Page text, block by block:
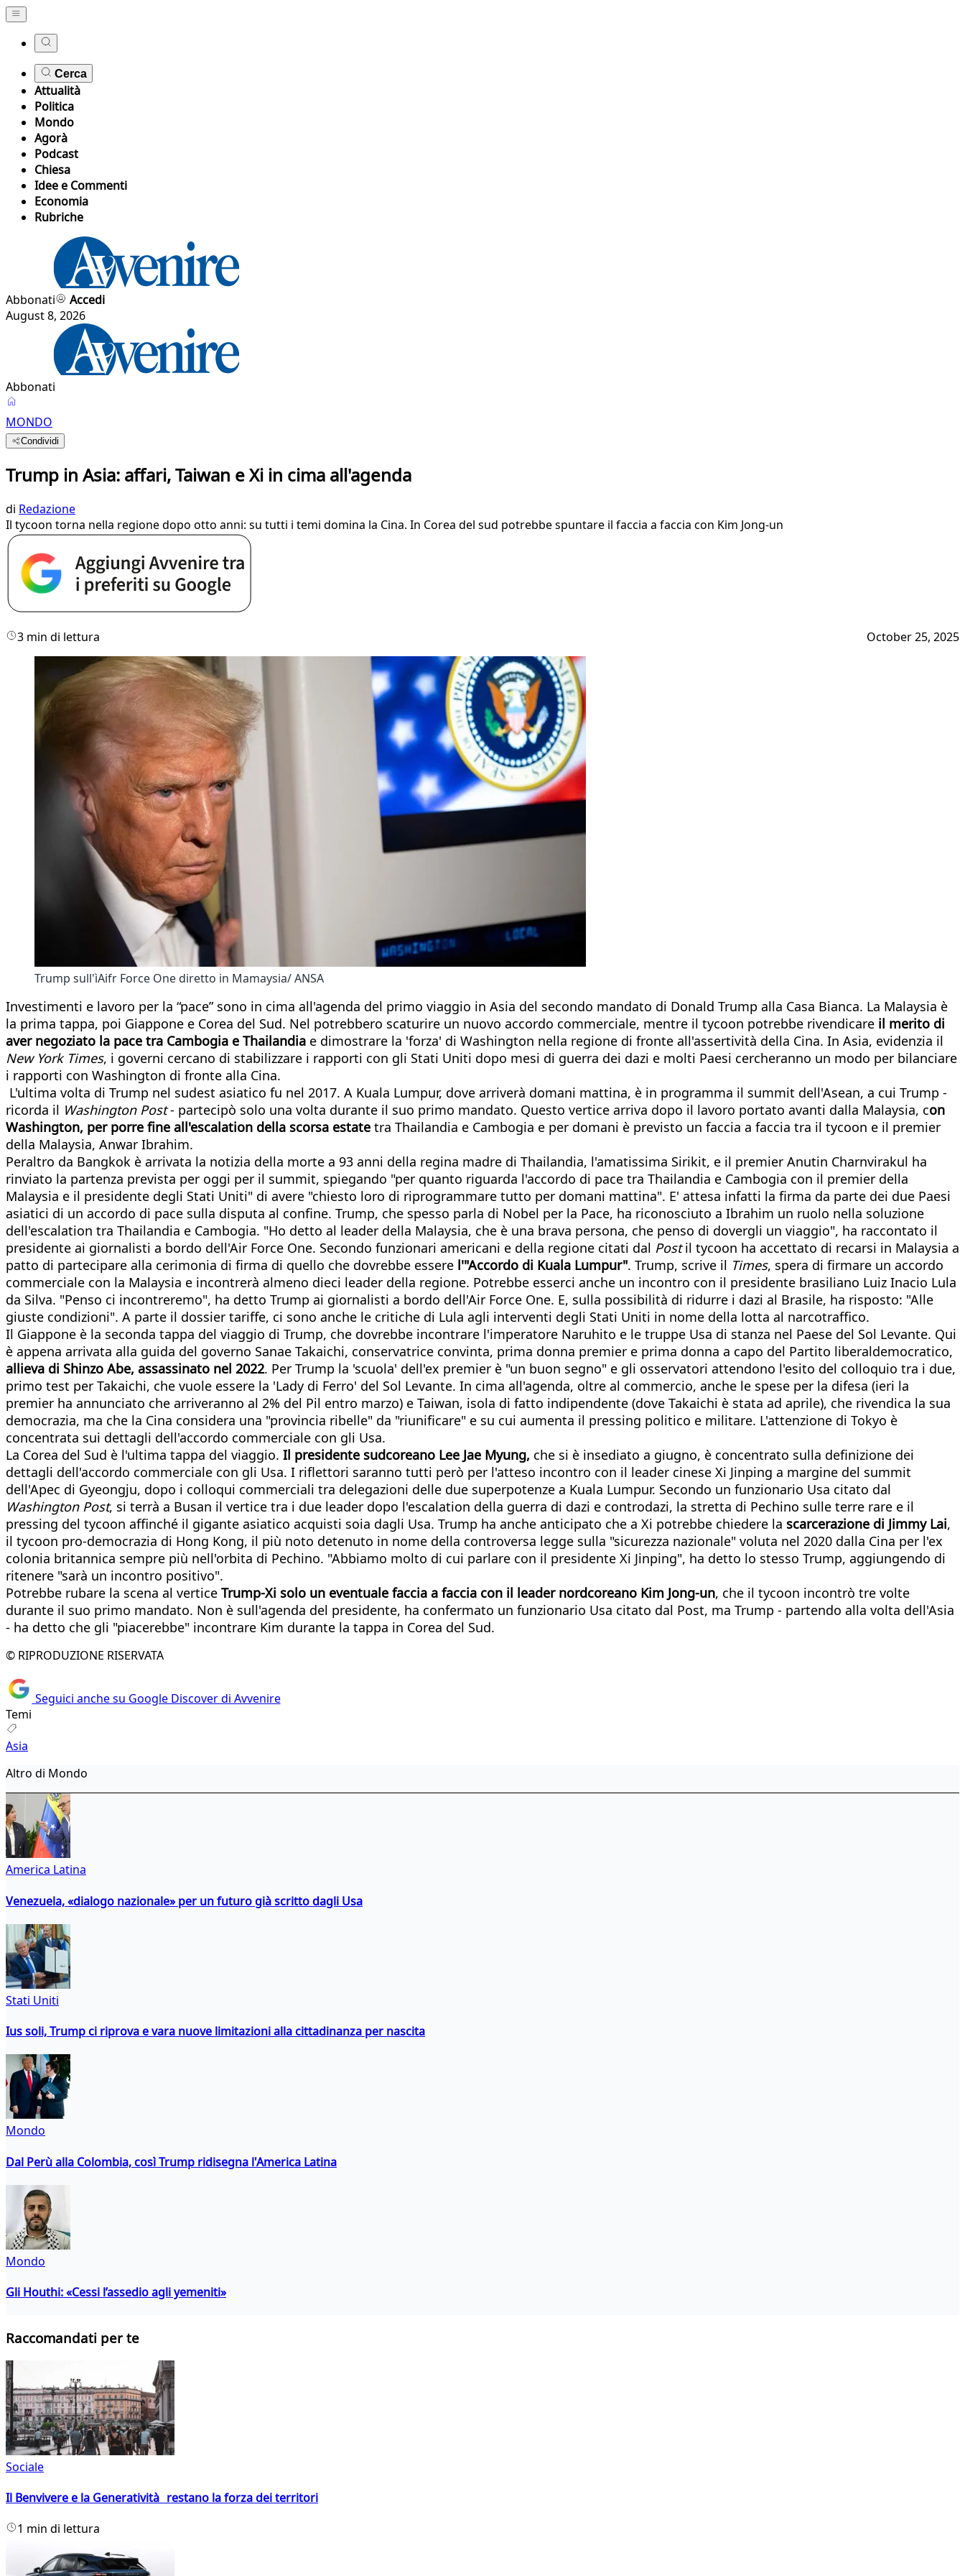
Cerca
Attualità
Politica
Mondo
Agorà
Podcast
Chiesa
Idee e Commenti
Economia
Rubriche
Abbonati
Accedi
August 8, 2026
Abbonati
MONDO
Condividi
Trump in Asia: affari, Taiwan e Xi in cima all'agenda
di Redazione
Il tycoon torna nella regione dopo otto anni: su tutti i temi domina la Cina. In Corea del sud potrebbe spuntare il faccia a faccia con Kim Jong-un
3 min di lettura October 25, 2025
Trump sull'ìAifr Force One diretto in Mamaysia/ ANSA
Investimenti e lavoro per la “pace” sono in cima all'agenda del primo viaggio in Asia del secondo mandato di Donald Trump alla Casa Bianca. La Malaysia è
la prima tappa, poi Giappone e Corea del Sud. Nel potrebbero scaturire un nuovo accordo commerciale, mentre il tycoon potrebbe rivendicare il merito di
aver negoziato la pace tra Cambogia e Thailandia e dimostrare la 'forza' di Washington nella regione di fronte all'assertività della Cina. In Asia, evidenzia il
New York Times, i governi cercano di stabilizzare i rapporti con gli Stati Uniti dopo mesi di guerra dei dazi e molti Paesi cercheranno un modo per bilanciare
i rapporti con Washington di fronte alla Cina.
L'ultima volta di Trump nel sudest asiatico fu nel 2017. A Kuala Lumpur, dove arriverà domani mattina, è in programma il summit dell'Asean, a cui Trump -
ricorda il Washington Post- partecipò solo una volta durante il suo primo mandato. Questo vertice arriva dopo il lavoro portato avanti dalla Malaysia, con
Washington, per porre fine all'escalation della scorsa estate tra Thailandia e Cambogia e per domani è previsto un faccia a faccia tra il tycoon e il premier
della Malaysia, Anwar Ibrahim.
Peraltro da Bangkok è arrivata la notizia della morte a 93 anni della regina madre di Thailandia, l'amatissima Sirikit, e il premier Anutin Charnvirakul ha
rinviato la partenza prevista per oggi per il summit, spiegando "per quanto riguarda l'accordo di pace tra Thailandia e Cambogia con il premier della
Malaysia e il presidente degli Stati Uniti" di avere "chiesto loro di riprogrammare tutto per domani mattina". E' attesa infatti la firma da parte dei due Paesi
asiatici di un accordo di pace sulla disputa al confine. Trump, che spesso parla di Nobel per la Pace, ha riconosciuto a Ibrahim un ruolo nella soluzione
dell'escalation tra Thailandia e Cambogia. "Ho detto al leader della Malaysia, che è una brava persona, che penso di dovergli un viaggio", ha raccontato il
presidente ai giornalisti a bordo dell'Air Force One. Secondo funzionari americani e della regione citati dal Postil tycoon ha accettato di recarsi in Malaysia a
patto di partecipare alla cerimonia di firma di quello che dovrebbe essere l'"Accordo di Kuala Lumpur". Trump, scrive il Times, spera di firmare un accordo
commerciale con la Malaysia e incontrerà almeno dieci leader della regione. Potrebbe esserci anche un incontro con il presidente brasiliano Luiz Inacio Lula
da Silva. "Penso ci incontreremo", ha detto Trump ai giornalisti a bordo dell'Air Force One. E, sulla possibilità di ridurre i dazi al Brasile, ha risposto: "Alle
giuste condizioni". A parte il dossier tariffe, ci sono anche le critiche di Lula agli interventi degli Stati Uniti in nome della lotta al narcotraffico.
Il Giappone è la seconda tappa del viaggio di Trump, che dovrebbe incontrare l'imperatore Naruhito e le truppe Usa di stanza nel Paese del Sol Levante. Qui
è appena arrivata alla guida del governo Sanae Takaichi, conservatrice convinta, prima donna premier e prima donna a capo del Partito liberaldemocratico,
allieva di Shinzo Abe, assassinato nel 2022. Per Trump la 'scuola' dell'ex premier è "un buon segno" e gli osservatori attendono l'esito del colloquio tra i due,
primo test per Takaichi, che vuole essere la 'Lady di Ferro' del Sol Levante. In cima all'agenda, oltre al commercio, anche le spese per la difesa (ieri la
premier ha annunciato che arriveranno al 2% del Pil entro marzo) e Taiwan, isola di fatto indipendente (dove Takaichi è stata ad aprile), che rivendica la sua
democrazia, ma che la Cina considera una "provincia ribelle" da "riunificare" e su cui aumenta il pressing politico e militare. L'attenzione di Tokyo è
concentrata sui dettagli dell'accordo commerciale con gli Usa.
La Corea del Sud è l'ultima tappa del viaggio. Il presidente sudcoreano Lee Jae Myung, che si è insediato a giugno, è concentrato sulla definizione dei
dettagli dell'accordo commerciale con gli Usa. I riflettori saranno tutti però per l'atteso incontro con il leader cinese Xi Jinping a margine del summit
dell'Apec di Gyeongju, dopo i colloqui commerciali tra delegazioni delle due superpotenze a Kuala Lumpur. Secondo un funzionario Usa citato dal
Washington Post, si terrà a Busan il vertice tra i due leader dopo l'escalation della guerra di dazi e controdazi, la stretta di Pechino sulle terre rare e il
pressing del tycoon affinché il gigante asiatico acquisti soia dagli Usa. Trump ha anche anticipato che a Xi potrebbe chiedere la scarcerazione di Jimmy Lai,
il tycoon pro-democrazia di Hong Kong, il più noto detenuto in nome della controversa legge sulla "sicurezza nazionale" voluta nel 2020 dalla Cina per l'ex
colonia britannica sempre più nell'orbita di Pechino. "Abbiamo molto di cui parlare con il presidente Xi Jinping", ha detto lo stesso Trump, aggiungendo di
ritenere "sarà un incontro positivo".
Potrebbe rubare la scena al vertice Trump-Xi solo un eventuale faccia a faccia con il leader nordcoreano Kim Jong-un, che il tycoon incontrò tre volte
durante il suo primo mandato. Non è sull'agenda del presidente, ha confermato un funzionario Usa citato dal Post, ma Trump - partendo alla volta dell'Asia
- ha detto che gli "piacerebbe" incontrare Kim durante la tappa in Corea del Sud.
© RIPRODUZIONE RISERVATA
Seguici anche su Google Discover di Avvenire
Temi
Asia
Altro di Mondo
America Latina
Venezuela, «dialogo nazionale» per un futuro già scritto dagli Usa
Stati Uniti
Ius soli, Trump ci riprova e vara nuove limitazioni alla cittadinanza per nascita
Mondo
Dal Perù alla Colombia, così Trump ridisegna l'America Latina
Mondo
Gli Houthi: «Cessi l’assedio agli yemeniti»
Raccomandati per te
Sociale
Il Benvivere e la Generatività restano la forza dei territori
1 min di lettura